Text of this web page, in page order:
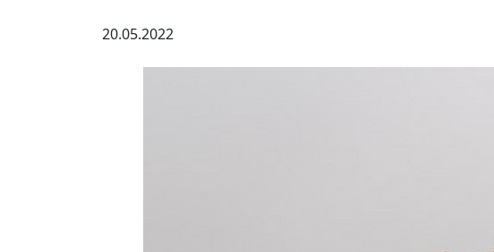
20.05.2022